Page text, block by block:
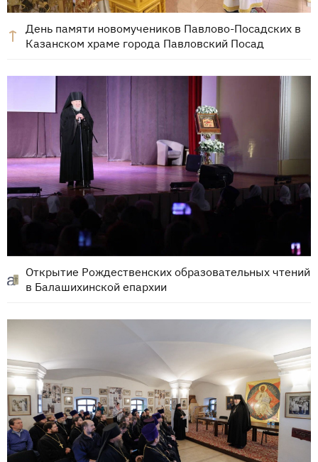
День памяти новомучеников Павлово-Посадских в
Казанском храме города Павловский Посад
Открытие Рождественских образовательных чтений
в Балашихинской епархии